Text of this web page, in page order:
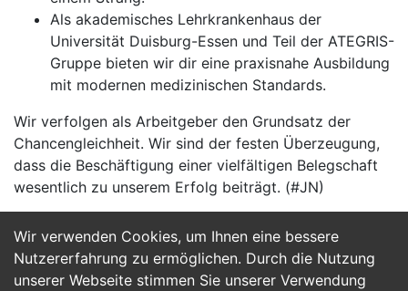
Wir verwenden Cookies, um Ihnen eine bessere
Nutzererfahrung zu ermöglichen. Durch die Nutzung
unserer Webseite stimmen Sie unserer Verwendung
Als akademisches Lehrkrankenhaus der
Universität Duisburg-Essen und Teil der ATEGRIS-
Gruppe bieten wir dir eine praxisnahe Ausbildung
mit modernen medizinischen Standards.
Wir verfolgen als Arbeitgeber den Grundsatz der
Chancengleichheit. Wir sind der festen Überzeugung,
dass die Beschäftigung einer vielfältigen Belegschaft
wesentlich zu unserem Erfolg beiträgt. (#JN)
Jetzt Bewerben